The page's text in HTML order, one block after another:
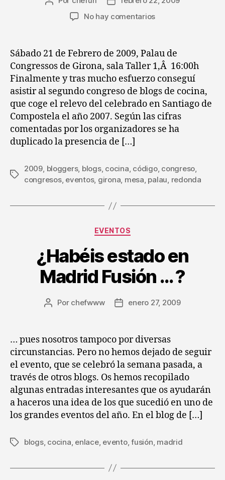
No hay comentariosen
de
Bloggers
gastronómicos
(
Fórum
Girona
2009)
Sábado 21 de Febrero de 2009, Palau de
Congressos de Girona, sala Taller 1,Â 16:00h
Finalmente y tras mucho esfuerzo conseguí
asistir al segundo congreso de blogs de cocina,
que coge el relevo del celebrado en Santiago de
Compostela el año 2007. Según las cifras
comentadas por los organizadores se ha
duplicado la presencia de […]
Etiquetas
2009, bloggers, blogs, cocina, código, congreso,
congresos, eventos, girona, mesa, palau, redonda
Categorías
EVENTOS
¿Habéis estado en
Madrid Fusión … ?
Autor
entrada
Por chefwww
Fecha
entrada
enero 27, 2009
… pues nosotros tampoco por diversas
circunstancias. Pero no hemos dejado de seguir
el evento, que se celebró la semana pasada, a
través de otros blogs. Os hemos recopilado
algunas entradas interesantes que os ayudarán
a haceros una idea de los que sucedió en uno de
los grandes eventos del año. En el blog de […]
Etiquetas
blogs, cocina enlace, evento,fusión madrid